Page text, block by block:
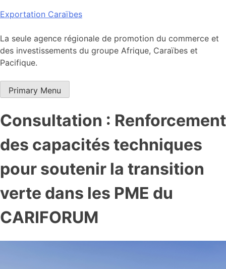
Skip
content
Exportation Caraïbes
La seule agence régionale de promotion du commerce et
des investissements du groupe Afrique, Caraïbes et
Pacifique.
Primary Menu
Consultation : Renforcement
des capacités techniques
pour soutenir la transition
verte dans les PME du
CARIFORUM